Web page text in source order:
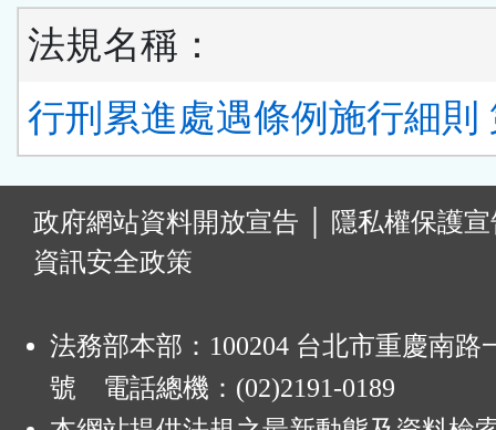
法規名稱：
行刑累進處遇條例施行細則
政府網站資料開放宣告
隱私權保護
資訊安全政策
法務部本部：100204 台北市重慶南路
號 電話總機：(02)2191-0189